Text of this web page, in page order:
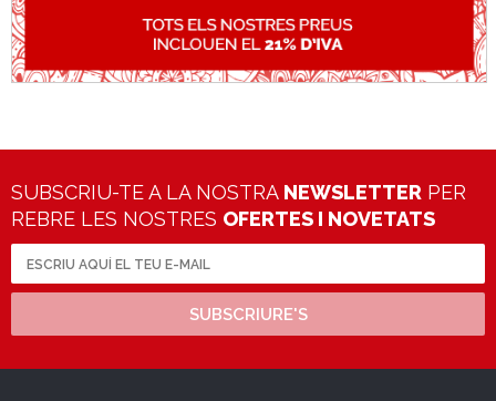
SUBSCRIU-TE A LA NOSTRA NEWSLETTER PER
REBRE LES NOSTRES OFERTES I NOVETATS
SUBSCRIURE'S